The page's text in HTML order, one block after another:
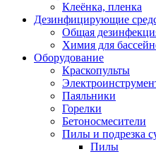
Клеёнка, пленка
Дезинфицирующие
Общая
Химия для
Оборудование
Краскопульты
Паяльники
Горелки
Бетоносмесители
Пилы и подрезка
Пилы